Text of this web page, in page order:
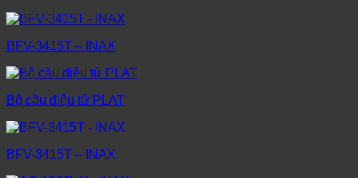
BFV-3415T – INAX
Bộ cầu điệu tử PLAT
BFV-3415T – INAX